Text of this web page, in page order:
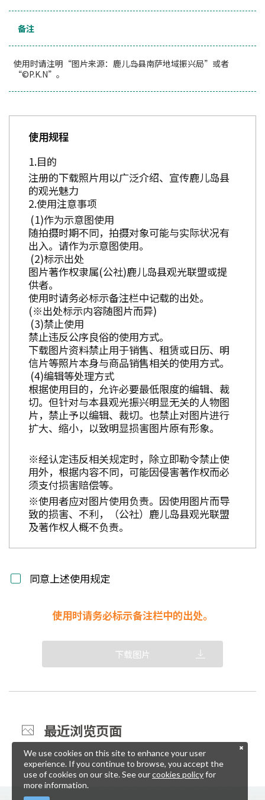
备注
使用时请注明“图片来源：鹿儿岛县南萨地域振兴局”或者
“©P.K.N”。
使用规程
目的
注册的下载照片用以广泛介绍、宣传鹿儿岛县
的观光魅力
使用注意事项
作为示意图使用
随拍摄时期不同，拍摄对象可能与实际状况有
出入。请作为示意图使用。
标示出处
图片著作权隶属(公社)鹿儿岛县观光联盟或提
供者。
使用时请务必标示备注栏中记载的出处。
(※出处标示内容随图片而异)
禁止使用
禁止违反公序良俗的使用方式。
下载图片资料禁止用于销售、租赁或日历、明
信片等照片本身与商品销售相关的使用方式。
编辑等处理方式
根据使用目的，允许必要最低限度的编辑、裁
切。但针对与本县观光振兴明显无关的人物图
片，禁止予以编辑、裁切。也禁止对图片进行
扩大、缩小，以致明显损害图片原有形象。
※经认定违反相关规定时，除立即勒令禁止使
用外，根据内容不同，可能因侵害著作权而必
须支付损害赔偿等。
※使用者应对图片使用负责。因使用图片而导
致的损害、不利，（公社）鹿儿岛县观光联盟
及著作权人概不负责。
同意上述使用规定
使用时请务必标示备注栏中的出处。
下载图片
最近浏览页面
We use cookies on this site to enhance your user
experience. If you continue to browse, you accept the
use of cookies on our site. See ourcookies policyfor
more information.